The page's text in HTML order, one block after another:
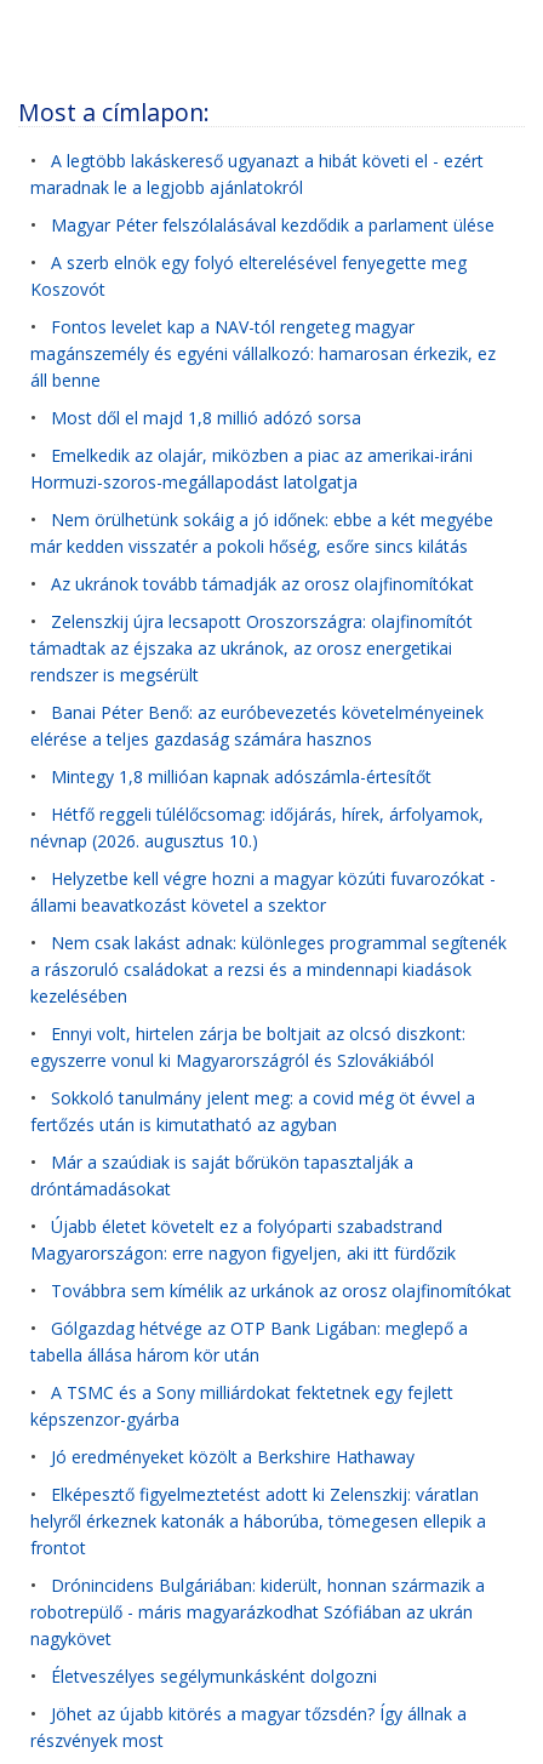
Most a címlapon:
• A legtöbb lakáskereső ugyanazt a hibát követi el - ezért
maradnak le a legjobb ajánlatokról
• Magyar Péter felszólalásával kezdődik a parlament ülése
• A szerb elnök egy folyó elterelésével fenyegette meg
Koszovót
• Fontos levelet kap a NAV-tól rengeteg magyar
magánszemély és egyéni vállalkozó: hamarosan érkezik, ez
áll benne
• Most dől el majd 1,8 millió adózó sorsa
• Emelkedik az olajár, miközben a piac az amerikai-iráni
Hormuzi-szoros-megállapodást latolgatja
• Nem örülhetünk sokáig a jó időnek: ebbe a két megyébe
már kedden visszatér a pokoli hőség, esőre sincs kilátás
• Az ukránok tovább támadják az orosz olajfinomítókat
• Zelenszkij újra lecsapott Oroszországra: olajfinomítót
támadtak az éjszaka az ukránok, az orosz energetikai
rendszer is megsérült
• Banai Péter Benő: az euróbevezetés követelményeinek
elérése a teljes gazdaság számára hasznos
• Mintegy 1,8 millióan kapnak adószámla-értesítőt
• Hétfő reggeli túlélőcsomag: időjárás, hírek, árfolyamok,
névnap (2026. augusztus 10.)
• Helyzetbe kell végre hozni a magyar közúti fuvarozókat -
állami beavatkozást követel a szektor
• Nem csak lakást adnak: különleges programmal segítenék
a rászoruló családokat a rezsi és a mindennapi kiadások
kezelésében
• Ennyi volt, hirtelen zárja be boltjait az olcsó diszkont:
egyszerre vonul ki Magyarországról és Szlovákiából
• Sokkoló tanulmány jelent meg: a covid még öt évvel a
fertőzés után is kimutatható az agyban
• Már a szaúdiak is saját bőrükön tapasztalják a
dróntámadásokat
• Újabb életet követelt ez a folyóparti szabadstrand
Magyarországon: erre nagyon figyeljen, aki itt fürdőzik
• Továbbra sem kímélik az urkánok az orosz olajfinomítókat
• Gólgazdag hétvége az OTP Bank Ligában: meglepő a
tabella állása három kör után
• A TSMC és a Sony milliárdokat fektetnek egy fejlett
képszenzor-gyárba
• Jó eredményeket közölt a Berkshire Hathaway
• Elképesztő figyelmeztetést adott ki Zelenszkij: váratlan
helyről érkeznek katonák a háborúba, tömegesen ellepik a
frontot
• Drónincidens Bulgáriában: kiderült, honnan származik a
robotrepülő - máris magyarázkodhat Szófiában az ukrán
nagykövet
• Életveszélyes segélymunkásként dolgozni
• Jöhet az újabb kitörés a magyar tőzsdén? Így állnak a
részvények most